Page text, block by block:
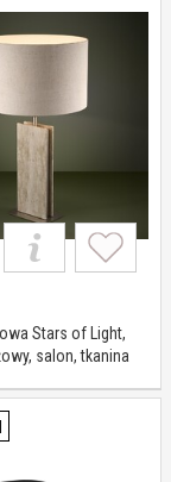
Stars of Light,
salon, tkanina